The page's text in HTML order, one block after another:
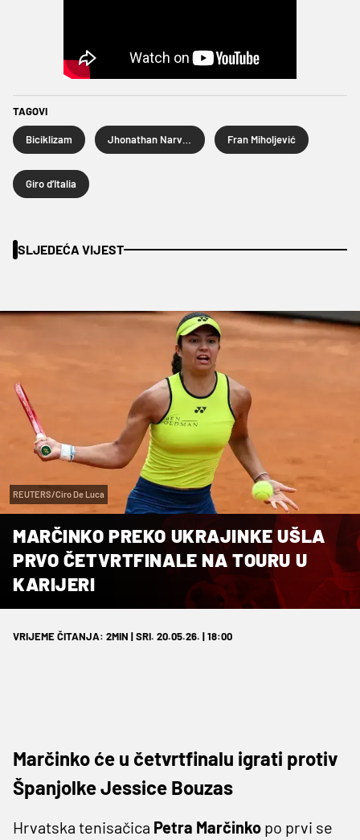
TAGOVI
Biciklizam Fran Miholjević
Giro d’Italia
SLJEDEĆA VIJEST
REUTERS/Ciro De Luca
MARČINKO PREKO UKRAJINKE UŠLA
PRVO ČETVRTFINALE NA TOURU U
KARIJERI
VRIJEME ČITANJA: 2MIN | SRI. 20.05.26. | 18:00
Marčinko će u četvrtfinalu igrati protiv
Španjolke Jessice Bouzas
Hrvatska tenisačica Petra Marčinko po prvi se